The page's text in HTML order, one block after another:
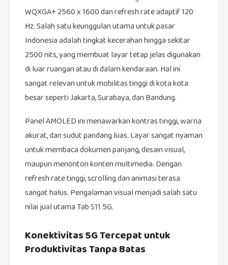
WQXGA+ 2560 x 1600 dan refresh rate adaptif 120
Hz. Salah satu keunggulan utama untuk pasar
Indonesia adalah tingkat kecerahan hingga sekitar
2500 nits, yang membuat layar tetap jelas digunakan
di luar ruangan atau di dalam kendaraan. Hal ini
sangat relevan untuk mobilitas tinggi di kota kota
besar seperti Jakarta, Surabaya, dan Bandung.
Panel AMOLED ini menawarkan kontras tinggi, warna
akurat, dan sudut pandang luas. Layar sangat nyaman
untuk membaca dokumen panjang, desain visual,
maupun menonton konten multimedia. Dengan
refresh rate tinggi, scrolling dan animasi terasa
sangat halus. Pengalaman visual menjadi salah satu
nilai jual utama Tab S11 5G.
Konektivitas 5G Tercepat untuk
Produktivitas Tanpa Batas